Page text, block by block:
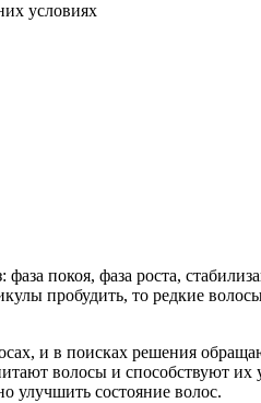
условиях
покоя, фаза роста,
пробудить, то редкие
и в поисках решения
волосы и способствуют
улучшить состояние волос.